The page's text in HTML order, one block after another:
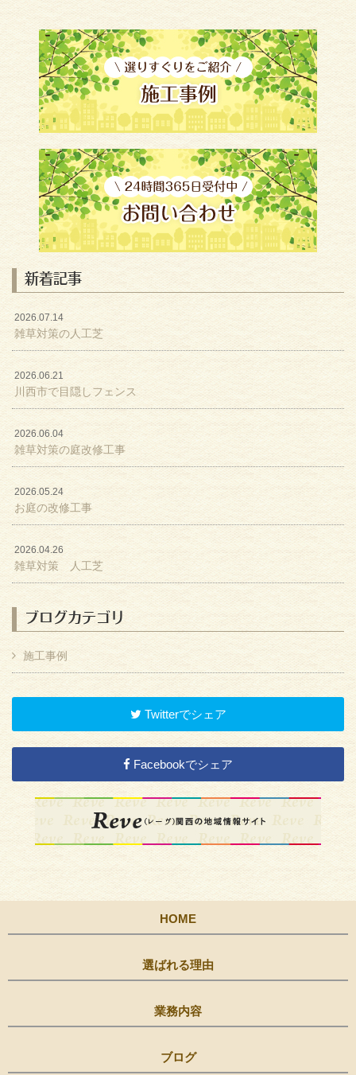
新着記事
2026.07.14
雑草対策の人工芝
2026.06.21
川西市で目隠しフェンス
2026.06.04
雑草対策の庭改修工事
2026.05.24
お庭の改修工事
2026.04.26
雑草対策 人工芝
ブログカテゴリ
施工事例
Twitterでシェア
Facebookでシェア
HOME
選ばれる理由
業務内容
ブログ